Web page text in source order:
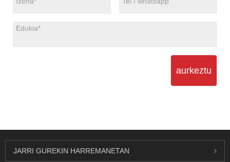
aurkeztu
JARRI GUREKIN HARREMANETAN